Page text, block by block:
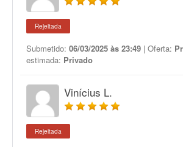
Rejeitada
Submetido: 06/03/2025 às 23:49 | Oferta:
estimada: Privado
Vinícius L.
Rejeitada